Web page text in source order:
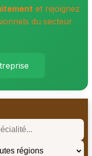
et rejoignez
du secteur